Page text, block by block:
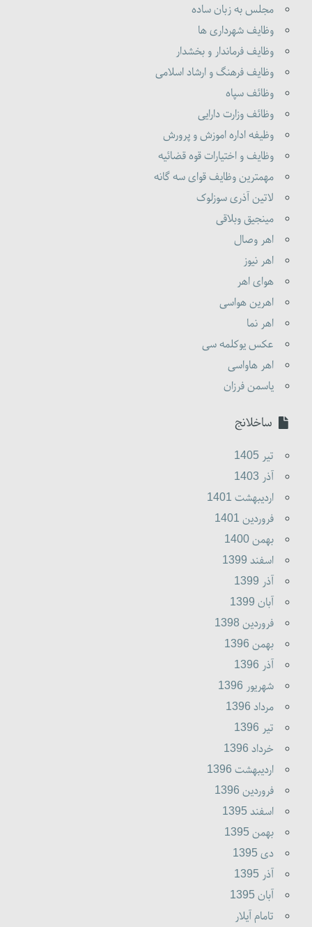
مجلس به زبان ساده
وظایف شهرداری ها
وظایف فرماندار و بخشدار
وظایف فرهنگ و ارشاد اسلامی
وظائف سپاه
وظائف وزارت دارایی
وظیفه اداره اموزش و پرورش
وظایف و اختیارات قوه قضائیه
مهمترین وظایف قوای سه گانه
لاتین آذری سوزلوک
مینجیق وبلاقی
اهر وصال
اهر نیوز
هوای اهر
اهرین هواسی
اهر نما
عکس یوکلمه سی
اهر هاواسی
یاسمن فرزان
ساخلانج
تير 1405
آذر 1403
ارديبهشت 1401
فروردين 1401
بهمن 1400
اسفند 1399
آذر 1399
آبان 1399
فروردين 1398
بهمن 1396
آذر 1396
شهريور 1396
مرداد 1396
تير 1396
خرداد 1396
ارديبهشت 1396
فروردين 1396
اسفند 1395
بهمن 1395
دى 1395
آذر 1395
آبان 1395
تامام آیلار